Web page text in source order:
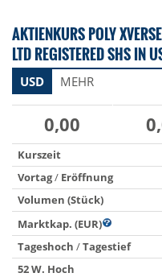
AKTIENKURS POLY
LTD REGISTERED SHS IN
USD MEHR
0,00
Kurszeit
Vortag/ Eröffnung
Volumen (Stück)
Marktkap. (EUR)
Tageshoch /Tagestief
52 W. Hoch